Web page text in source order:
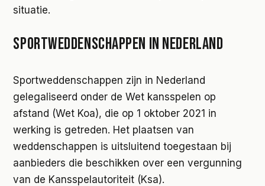
situatie.
SPORTWEDDENSCHAPPEN IN NEDERLAND
Sportweddenschappen zijn in Nederland
gelegaliseerd onder de Wet kansspelen op
afstand (Wet Koa), die op 1 oktober 2021 in
werking is getreden. Het plaatsen van
weddenschappen is uitsluitend toegestaan bij
aanbieders die beschikken over een vergunning
van de Kansspelautoriteit (Ksa).